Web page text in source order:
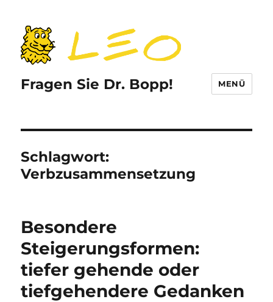
Fragen Sie Dr. Bopp! MENÜ
Schlagwort:
Verbzusammensetzung
Besondere
Steigerungsformen:
tiefer gehende oder
tiefgehendere Gedanken